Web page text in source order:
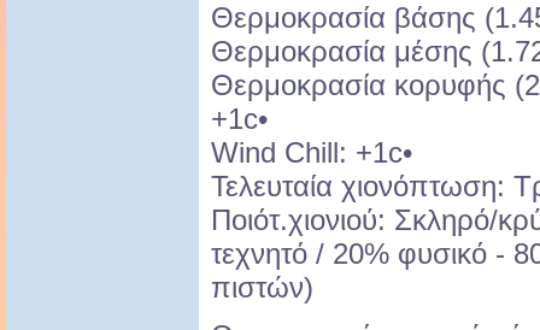
Θερμοκρασία βάσης
Θερμοκρασία μέσης
Θερμοκρασία κορυφής
+1c•
Wind Chill: +1c•
Τελευταία χιονόπτωση:
Ποιότ.χιονιού: Σκληρό/
τεχνητό / 20% φυσικό -
πιστών)